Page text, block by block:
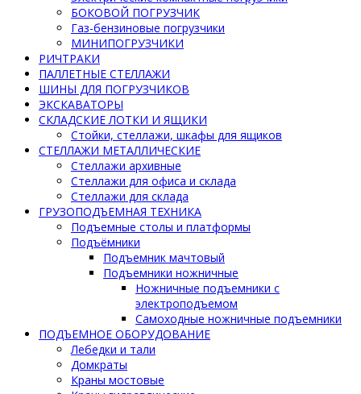
БОКОВОЙ ПОГРУЗЧИК
Газ-бензиновые погрузчики
МИНИПОГРУЗЧИКИ
РИЧТРАКИ
ПАЛЛЕТНЫЕ СТЕЛЛАЖИ
ШИНЫ ДЛЯ ПОГРУЗЧИКОВ
ЭКСКАВАТОРЫ
СКЛАДСКИЕ ЛОТКИ И ЯЩИКИ
Стойки, стеллажи, шкафы для ящиков
СТЕЛЛАЖИ МЕТАЛЛИЧЕСКИЕ
Стеллажи архивные
Стеллажи для офиса и склада
Стеллажи для склада
ГРУЗОПОДЪЕМНАЯ ТЕХНИКА
Подъемные столы и платформы
Подъёмники
Подъемник мачтовый
Подъемники ножничные
Ножничные подъемники с
электроподъемом
Самоходные ножничные подъемники
ПОДЪЕМНОЕ ОБОРУДОВАНИЕ
Лебедки и тали
Домкраты
Краны мостовые